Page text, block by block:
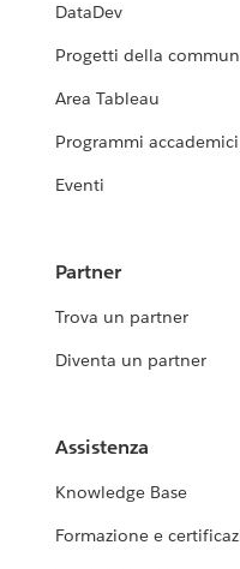
DataDev
Progetti della
Area Tableau
Programmi accademici
Eventi
Partner
Trova un partner
Diventa un partner
Assistenza
Knowledge Base
Formazione e